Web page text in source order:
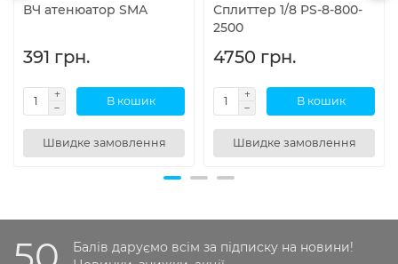
ВЧ атенюатор SMA
391 грн.
В кошик
Швидке замовлення
Сплиттер 1/8 PS-8-800-
2500
4750 грн.
В кошик
Швидке замовлення
Балів даруємо всім за підписку на новини!